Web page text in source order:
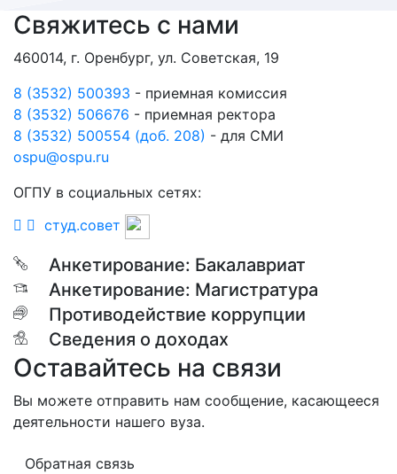
Свяжитесь с нами
460014, г. Оренбург, ул. Советская, 19
8 (3532) 500393 - приемная комиссия
8 (3532) 506676 - приемная ректора
8 (3532) 500554 (доб. 208) - для СМИ
ospu@ospu.ru
ОГПУ в социальных сетях:
студ.совет
Анкетирование: Бакалавриат
Анкетирование: Магистратура
Противодействие коррупции
Сведения о доходах
Оставайтесь на связи
Вы можете отправить нам сообщение, касающееся
деятельности нашего вуза.
Обратная связь